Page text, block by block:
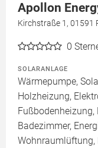
Apollon
Kirchstraße 1, 01591
0
SOLARANLAGE
Wärmepumpe,
Holzheizung,
Badezimmer,
Wohnraumlüftung,